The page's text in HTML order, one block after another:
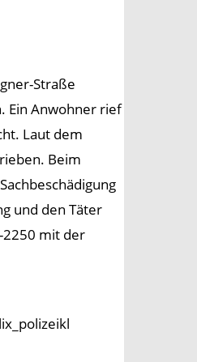
Straße
Ein Anwohner rief
Laut dem
Beim
und den Täter
2250 mit der